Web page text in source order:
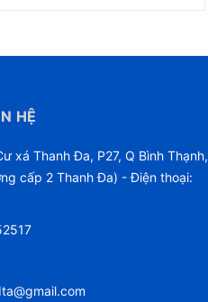
HỆ
xá Thanh Đa, P27, Q Bình Thạnh,
cấp 2 Thanh Đa) - Điện thoại: